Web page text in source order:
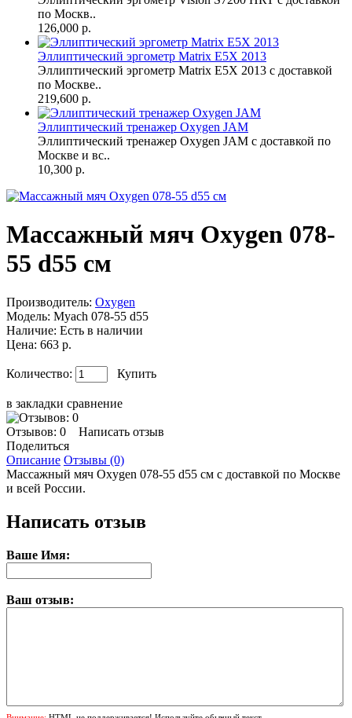
по Москв..
126,000 р.
Эллиптический эргометр Matrix E5X 2013
Эллиптический эргометр Matrix E5X 2013 с доставкой
по Москве..
219,600 р.
Эллиптический тренажер Oxygen JAM
Эллиптический тренажер Oxygen JAM с доставкой по
Москве и вс..
10,300 р.
Массажный мяч Oxygen 078-
55 d55 см
Производитель: Oxygen
Модель: Myach 078-55 d55
Наличие: Есть в наличии
Цена: 663 р.
Количество: Купить
в закладки сравнение
Отзывов: 0
Написать отзыв
Поделиться
Описание Отзывы (0)
Массажный мяч Oxygen 078-55 d55 см с доставкой по Москве
и всей России.
Написать отзыв
Ваше Имя:
Ваш отзыв: